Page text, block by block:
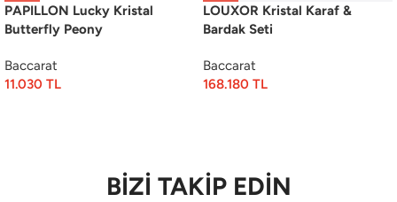
PAPILLON Lucky Kristal
Butterfly Peony
Baccarat
11.030 TL
LOUXOR Kristal Karaf &
Bardak Seti
Baccarat
168.180 TL
BİZİ TAKİP EDİN